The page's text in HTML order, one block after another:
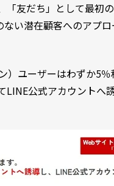
友だち」として最初
い潜在顧客へのアプロ
ユーザーはわずか5％
公式アカウントへ